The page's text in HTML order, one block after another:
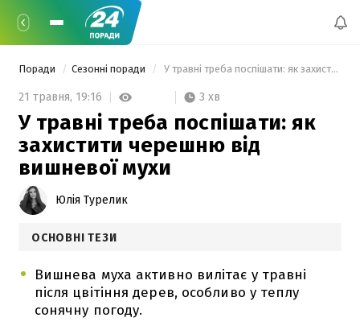
Поради Сезонні поради У травні треба поспішати: як захистити черешню від вишневої мухи
21 травня, 19:16 3 хв
У травні треба поспішати: як
захистити черешню від
вишневої мухи
Юлія Турелик
ОСНОВНІ ТЕЗИ
Вишнева муха активно вилітає у травні
після цвітіння дерев, особливо у теплу
сонячну погоду.